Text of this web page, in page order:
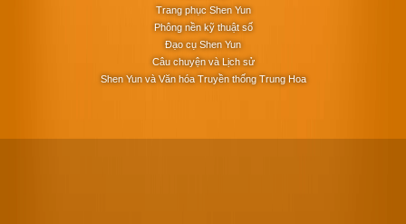
Trang phục Shen Yun
Phông nền kỹ thuật số
Đạo cụ Shen Yun
Câu chuyện và Lịch sử
Shen Yun và Văn hóa Truyền thống Trung Hoa